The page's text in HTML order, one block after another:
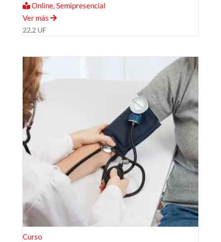
Online, Semipresencial
Ver más
22,2 UF
Curso